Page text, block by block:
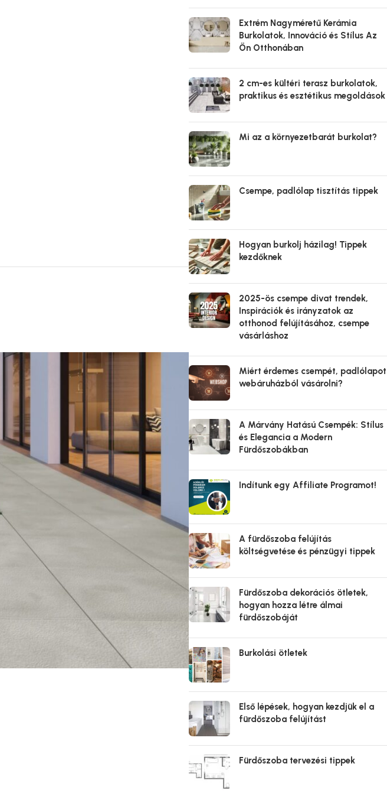
Extrém Nagyméretű Kerámia
Burkolatok, Innováció és Stílus Az
Ön Otthonában
2 cm-es kültéri terasz burkolatok,
praktikus és esztétikus megoldások
Mi az a környezetbarát burkolat?
Csempe, padlólap tisztítás tippek
Hogyan burkolj házilag! Tippek
kezdőknek
2025-ös csempe divat trendek,
Inspirációk és irányzatok az
otthonod felújításához, csempe
vásárláshoz
Miért érdemes csempét, padlólapot
webáruházból vásárolni?
A Márvány Hatású Csempék: Stílus
és Elegancia a Modern
Fürdőszobákban
Indítunk egy Affiliate Programot!
A fürdőszoba felújítás
költségvetése és pénzügyi tippek
Fürdőszoba dekorációs ötletek,
hogyan hozza létre álmai
fürdőszobáját
Burkolási ötletek
Első lépések, hogyan kezdjük el a
fürdőszoba felújítást
Fürdőszoba tervezési tippek